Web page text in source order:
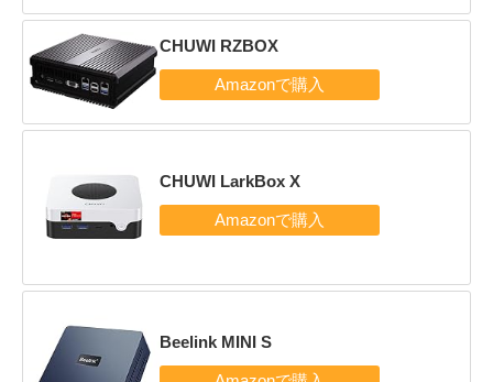
CHUWI RZBOX
CHUWI LarkBox X
Beelink MINI S